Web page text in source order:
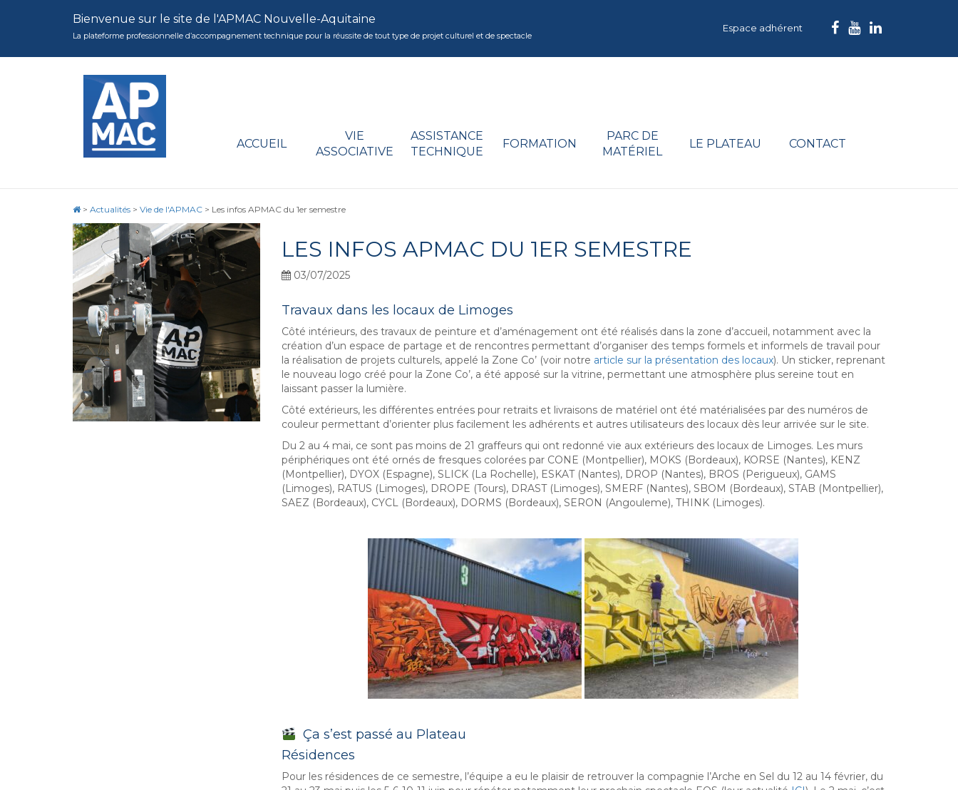
Bienvenue sur le site de l'APMAC Nouvelle-Aquitaine
La plateforme professionnelle d’accompagnement technique pour la réussite de tout type de projet culturel et de spectacle
Espace adhérent
ACCUEIL
VIE
ASSOCIATIVE
ASSISTANCE
TECHNIQUE
FORMATION
PARC DE
MATÉRIEL
LE PLATEAU CONTACT
> Actualités > Vie de l'APMAC > Les infos APMAC du 1er semestre
LES INFOS APMAC DU 1ER SEMESTRE
03/07/2025
Travaux dans les locaux de Limoges
Côté intérieurs, des travaux de peinture et d’aménagement ont été réalisés dans la zone d’accueil, notamment avec la
création d’un espace de partage et de rencontres permettant d’organiser des temps formels et informels de travail pour
la réalisation de projets culturels, appelé la Zone Co’ (voir notre article sur la présentation des locaux). Un sticker, reprenant
le nouveau logo créé pour la Zone Co’, a été apposé sur la vitrine, permettant une atmosphère plus sereine tout en
laissant passer la lumière.
Côté extérieurs, les différentes entrées pour retraits et livraisons de matériel ont été matérialisées par des numéros de
couleur permettant d’orienter plus facilement les adhérents et autres utilisateurs des locaux dès leur arrivée sur le site.
Du 2 au 4 mai, ce sont pas moins de 21 graffeurs qui ont redonné vie aux extérieurs des locaux de Limoges. Les murs
périphériques ont été ornés de fresques colorées par CONE (Montpellier), MOKS (Bordeaux), KORSE (Nantes), KENZ
(Montpellier), DYOX (Espagne), SLICK (La Rochelle), ESKAT (Nantes), DROP (Nantes), BROS (Perigueux), GAMS
(Limoges), RATUS (Limoges), DROPE (Tours), DRAST (Limoges), SMERF (Nantes), SBOM (Bordeaux), STAB (Montpellier),
SAEZ (Bordeaux), CYCL (Bordeaux), DORMS (Bordeaux), SERON (Angouleme), THINK (Limoges).
Ça s’est passé au Plateau
Résidences
Pour les résidences de ce semestre, l’équipe a eu le plaisir de retrouver la compagnie l’Arche en Sel du 12 au 14 février, du